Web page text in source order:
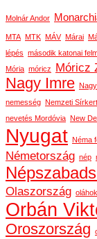
Molnár Andor
MTA MTK MÁV Márai
lépés második katonai
Mória móricz Móricz
Nagy Imre
nemesség Nemzeti Sírkert
nevetés Mordóvia New
Nyugat Néma
Németország nép
Olaszország oláhok
Orbán
Oroszország